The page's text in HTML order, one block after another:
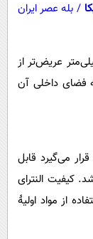
/ بله عصر ایران
آوانته/النترا 20 میلی‌متر بلندتر و 25 میلی‌متر عریض‌تر از
فضای داخلی آن
می‌گیرد قابل
کیفیت النترای
از مواد اولیهٔ